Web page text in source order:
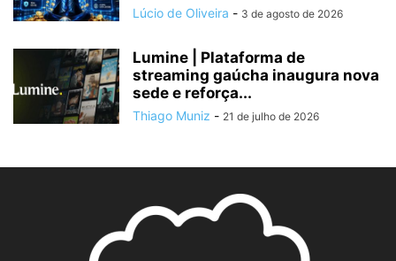
Lúcio de Oliveira - 3 de agosto de 2026
Lumine | Plataforma de
streaming gaúcha inaugura nova
sede e reforça...
Thiago Muniz - 21 de julho de 2026